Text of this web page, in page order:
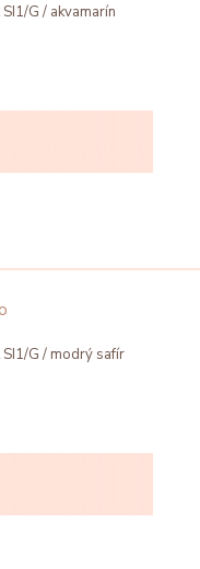
G / akvamarín
G / modrý safír